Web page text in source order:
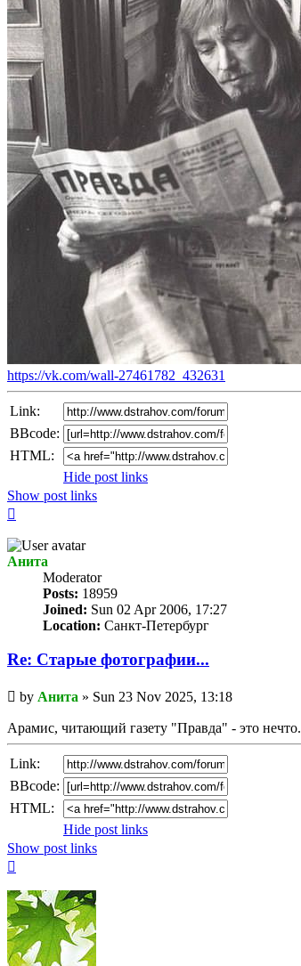
https://vk.com/wall-27461782_432631
Link:
BBcode:
HTML:
Hide post links
Show post links
Анита
Мoderator
Posts: 18959
Joined: Sun 02 Apr 2006, 17:27
Location: Санкт-Петербург
Re: Старые фотографии...
Unread
post
by Анита » Sun 23 Nov 2025, 13:18
Арамис, читающий газету "Правда" - это нечто.
Link:
BBcode:
HTML:
Hide post links
Show post links